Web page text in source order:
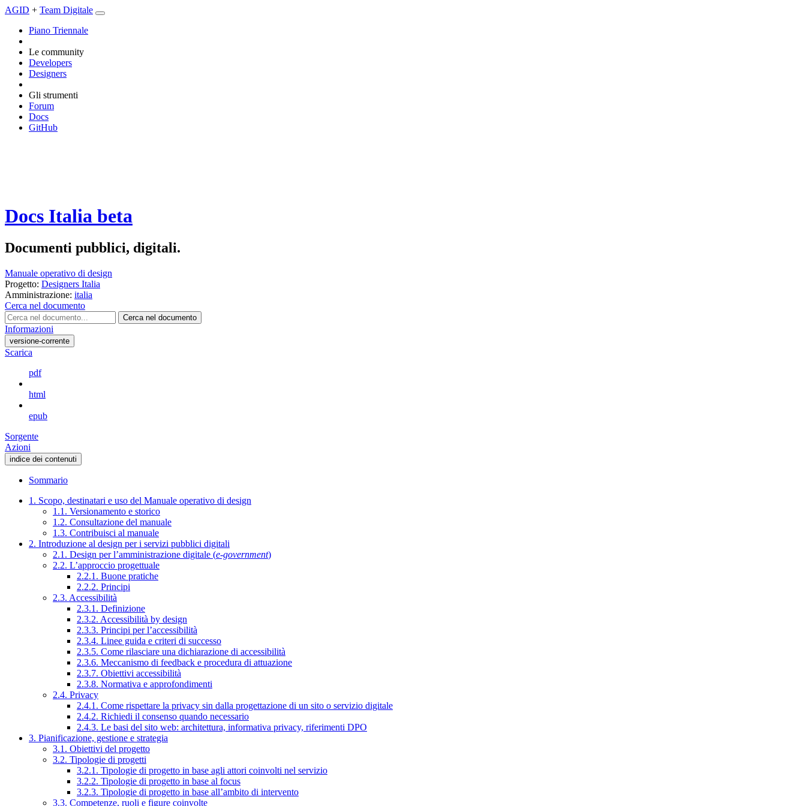
AGID + Team Digitale
Piano Triennale
Le community
Developers
Designers
Gli strumenti
Forum
Docs
GitHub
Docs Italia beta
Documenti pubblici, digitali.
Manuale operativo di design
Progetto: Designers Italia
Amministrazione: italia
Cerca nel documento
Cerca nel documento
Informazioni
versione-corrente
Scarica
pdf
html
epub
Sorgente
Azioni
indice dei contenuti
Sommario
1. Scopo, destinatari e uso del Manuale operativo di design
1.1. Versionamento e storico
1.2. Consultazione del manuale
1.3. Contribuisci al manuale
2. Introduzione al design per i servizi pubblici digitali
2.1. Design per l’amministrazione digitale (e-government)
2.2. L’approccio progettuale
2.2.1. Buone pratiche
2.2.2. Principi
2.3. Accessibilità
2.3.1. Definizione
2.3.2. Accessibilità by design
2.3.3. Principi per l’accessibilità
2.3.4. Linee guida e criteri di successo
2.3.5. Come rilasciare una dichiarazione di accessibilità
2.3.6. Meccanismo di feedback e procedura di attuazione
2.3.7. Obiettivi accessibilità
2.3.8. Normativa e approfondimenti
2.4. Privacy
2.4.1. Come rispettare la privacy sin dalla progettazione di un sito o servizio digitale
2.4.2. Richiedi il consenso quando necessario
2.4.3. Le basi del sito web: architettura, informativa privacy, riferimenti DPO
3. Pianificazione, gestione e strategia
3.1. Obiettivi del progetto
3.2. Tipologie di progetti
3.2.1. Tipologie di progetto in base agli attori coinvolti nel servizio
3.2.2. Tipologie di progetto in base al focus
3.2.3. Tipologie di progetto in base all’ambito di intervento
3.3. Competenze, ruoli e figure coinvolte